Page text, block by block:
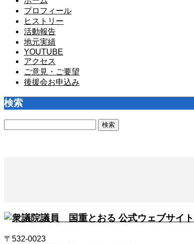
プロフィール
ヒストリー
活動報告
地元実績
YOUTUBE
アクセス
ご意見・ご要望
後援会お申込み
検索
〒532-0023